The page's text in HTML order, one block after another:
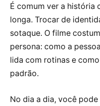
É comum ver a história
longa. Trocar de
sotaque. O filme
persona: como a
lida com rotinas e
padrão.
No dia a dia, você